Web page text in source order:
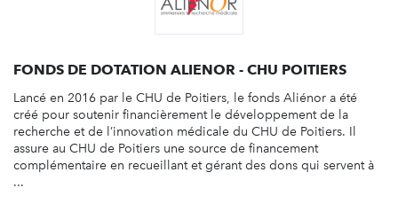
FONDS DE DOTATION ALIENOR - CHU POITIERS
Lancé en 2016 par le CHU de Poitiers, le fonds Aliénor a été
créé pour soutenir financièrement le développement de la
recherche et de l’innovation médicale du CHU de Poitiers. Il
assure au CHU de Poitiers une source de financement
complémentaire en recueillant et gérant des dons qui servent à
...